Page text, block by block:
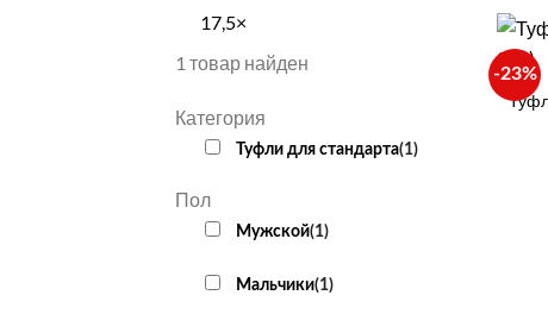
17,5×
1 товар найден
Категория
Туфли для стандарта(1)
Пол
Мужской(1)
Мальчики(1)
-23%
+